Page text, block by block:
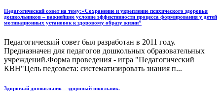
Педагогический совет на тему:«Сохранение и укрепление психического здоровья
дошкольников – важнейшее условие эффективности процесса формирования у детей
мотивационных установок к здоровому образу жизни”
Педагогический совет был разработан в 2011 году.
Предназначен для педагогов дошкольных образовательных
учреждений.Форма проведения - игра "Педагогический
КВН"Цель педсовета: систематизировать знания п...
Здоровый дошкольник – здоровый школьник.